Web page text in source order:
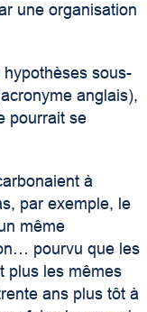
une organisation
hypothèses sous-
anglais),
pourrait se
à
par exemple, le
même
pourvu que les
plus les mêmes
ans plus tôt à